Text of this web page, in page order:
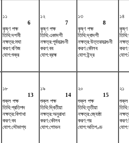
১১
6
কৃষ্ণ পক্ষ
তিথি:দশমী
নক্ষত্র:মঘা
করণ:বণিজ
যোগ:শুক্র
১২
7
কৃষ্ণ পক্ষ
তিথি:একাদশী
নক্ষত্র:পূর্বফাল্গুনী
করণ:বব
যোগ:ব্রহ্ম
১৩
8
কৃষ্ণ পক্ষ
তিথি:দ্বাদশী
নক্ষত্র:উত্তরফাল্গুনী
করণ:কৌলব
যোগ:ইন্দ্র
১৪
কৃষ্ণ
১৮
13
শুক্ল পক্ষ
তিথি:প্রতিপদ
নক্ষত্র:বিশাখা
করণ:বব
যোগ:সৌভাগ্য
১৯
14
শুক্ল পক্ষ
তিথি:দ্বিতীয়া
নক্ষত্র:অনুরাধা
করণ:কৌলব
যোগ:শোভন
২০
15
শুক্ল পক্ষ
তিথি:তৃতীয়া
নক্ষত্র:জ্যেষ্ঠা
করণ:গর
যোগ:অতিগণ্ড
২১
শুক্ল